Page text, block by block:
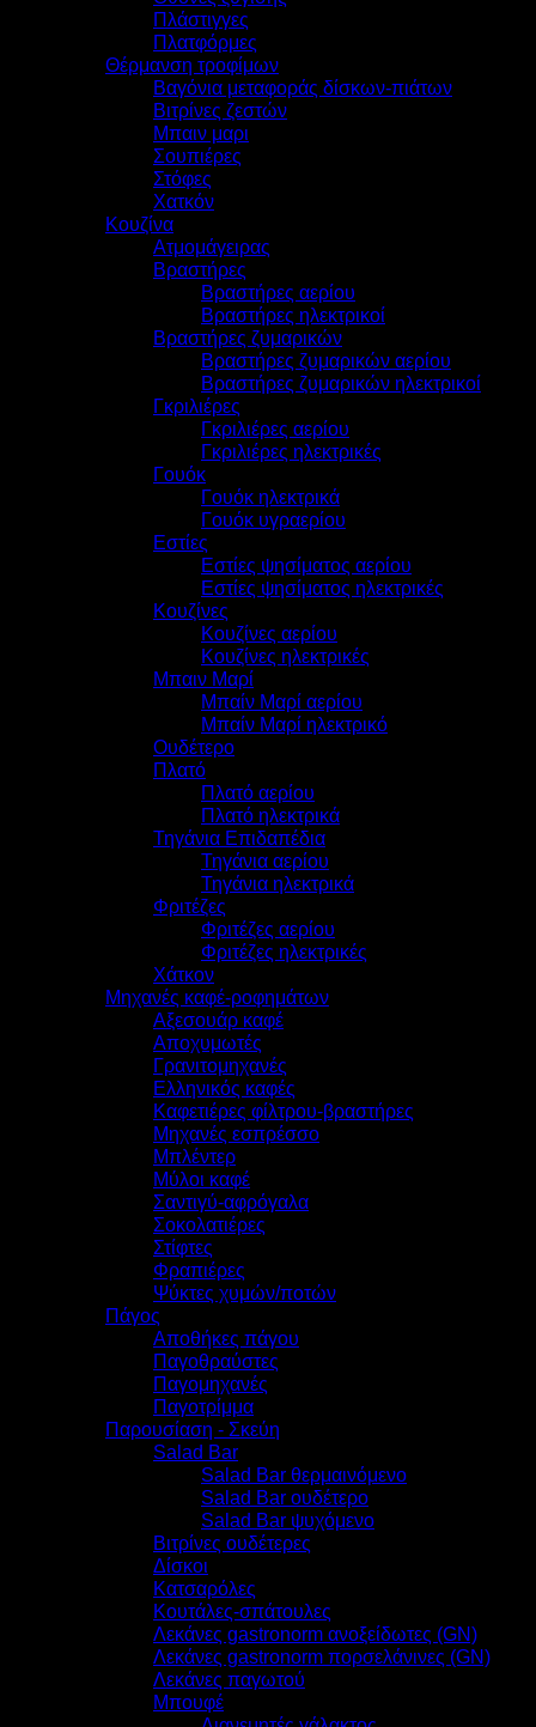
Πλάστιγγες
Πλατφόρμες
Θέρμανση τροφίμων
Βαγόνια μεταφοράς δίσκων-πιάτων
Βιτρίνες ζεστών
Μπαιν μαρι
Σουπιέρες
Στόφες
Χατκόν
Κουζίνα
Ατμομάγειρας
Βραστήρες
Βραστήρες αερίου
Βραστήρες ηλεκτρικοί
Βραστήρες ζυμαρικών
Βραστήρες ζυμαρικών αερίου
Βραστήρες ζυμαρικών ηλεκτρικοί
Γκριλιέρες
Γκριλιέρες αερίου
Γκριλιέρες ηλεκτρικές
Γουόκ
Γουόκ ηλεκτρικά
Γουόκ υγραερίου
Εστίες
Εστίες ψησίματος αερίου
Εστίες ψησίματος ηλεκτρικές
Κουζίνες
Κουζίνες αερίου
Κουζίνες ηλεκτρικές
Μπαιν Μαρί
Μπαίν Μαρί αερίου
Μπαίν Μαρί ηλεκτρικό
Ουδέτερο
Πλατό
Πλατό αερίου
Πλατό ηλεκτρικά
Τηγάνια Επιδαπέδια
Τηγάνια αερίου
Τηγάνια ηλεκτρικά
Φριτέζες
Φριτέζες αερίου
Φριτέζες ηλεκτρικές
Χάτκον
Μηχανές καφέ-ροφημάτων
Αξεσουάρ καφέ
Αποχυμωτές
Γρανιτομηχανές
Ελληνικός καφές
Καφετιέρες φίλτρου-βραστήρες
Μηχανές εσπρέσσο
Μπλέντερ
Μύλοι καφέ
Σαντιγύ-αφρόγαλα
Σοκολατιέρες
Στίφτες
Φραπιέρες
Ψύκτες χυμών/ποτών
Πάγος
Αποθήκες πάγου
Παγοθραύστες
Παγομηχανές
Παγοτρίμμα
Παρουσίαση - Σκεύη
Salad Bar
Salad Bar θερμαινόμενο
Salad Bar ουδέτερο
Salad Bar ψυχόμενο
Βιτρίνες ουδέτερες
Δίσκοι
Κατσαρόλες
Κουτάλες-σπάτουλες
Λεκάνες gastronorm ανοξείδωτες (GN)
Λεκάνες gastronorm πορσελάνινες (GN)
Λεκάνες παγωτού
Μπουφέ